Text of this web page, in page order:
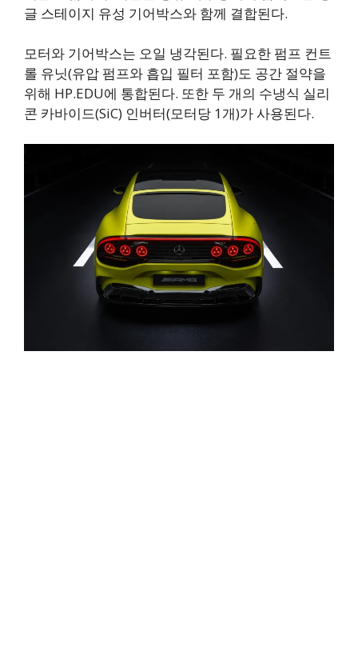
글 스테이지 유성 기어박스와 함께 결합된다.
모터와 기어박스는 오일 냉각된다. 필요한 펌프 컨트
롤 유닛(유압 펌프와 흡입 필터 포함)도 공간 절약을
위해 HP.EDU에 통합된다. 또한 두 개의 수냉식 실리
콘 카바이드(SiC) 인버터(모터당 1개)가 사용된다.